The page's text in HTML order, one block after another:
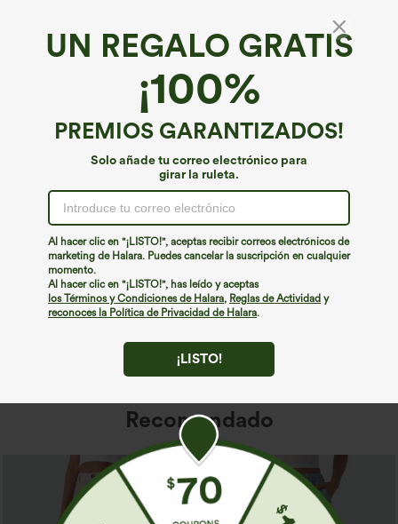
UN REGALO GRATIS
¡100%
PREMIOS GARANTIZADOS!
Solo añade tu correo electrónico para
girar la ruleta.
Al hacer clic en "¡LISTO!", aceptas recibir correos electrónicos de
marketing de Halara. Puedes cancelar la suscripción en cualquier
momento.
Al hacer clic en "¡LISTO!", has leído y aceptas
los Términos y Condiciones de Halara, Reglas de Actividad y
reconoces la Política de Privacidad de Halara.
¡LISTO!
¡Ups!
No podemos encontrar la página que estás buscando.
Seguir comprando
Recomendado